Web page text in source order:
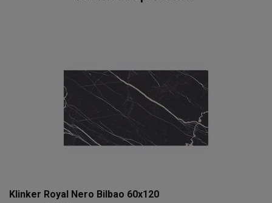
Klinker Royal Nero Bilbao 60x120